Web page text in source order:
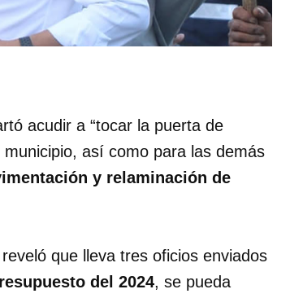
acudir a “tocar la puerta de
municipio, así como para las demás
y relaminación de
que lleva tres oficios enviados
del 2024, se pueda